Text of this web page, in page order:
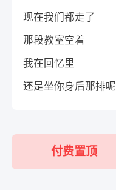
现在我们都走了
那段教室空着
我在回忆里
还是坐你身后那排呢
付费置顶